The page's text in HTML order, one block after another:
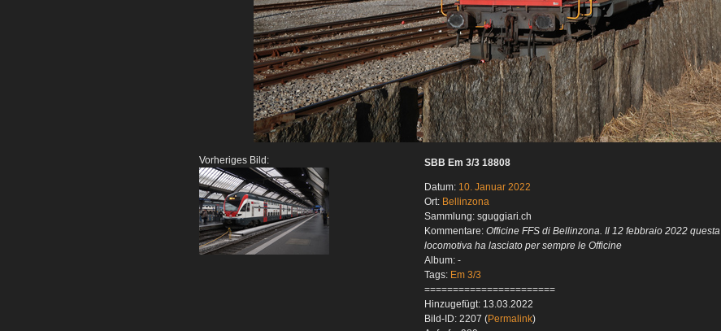
Vorheriges Bild: SBB Em 3/3 18808
Datum: 10. Januar 2022
Ort: Bellinzona
Sammlung: sguggiari.ch
Kommentare: Officine FFS di Bellinzona. Il 12 febbraio 2022 questa
locomotiva ha lasciato per sempre le Officine
Album: -
Tags: Em 3/3
=======================
Hinzugefügt: 13.03.2022
Bild-ID: 2207 (Permalink)